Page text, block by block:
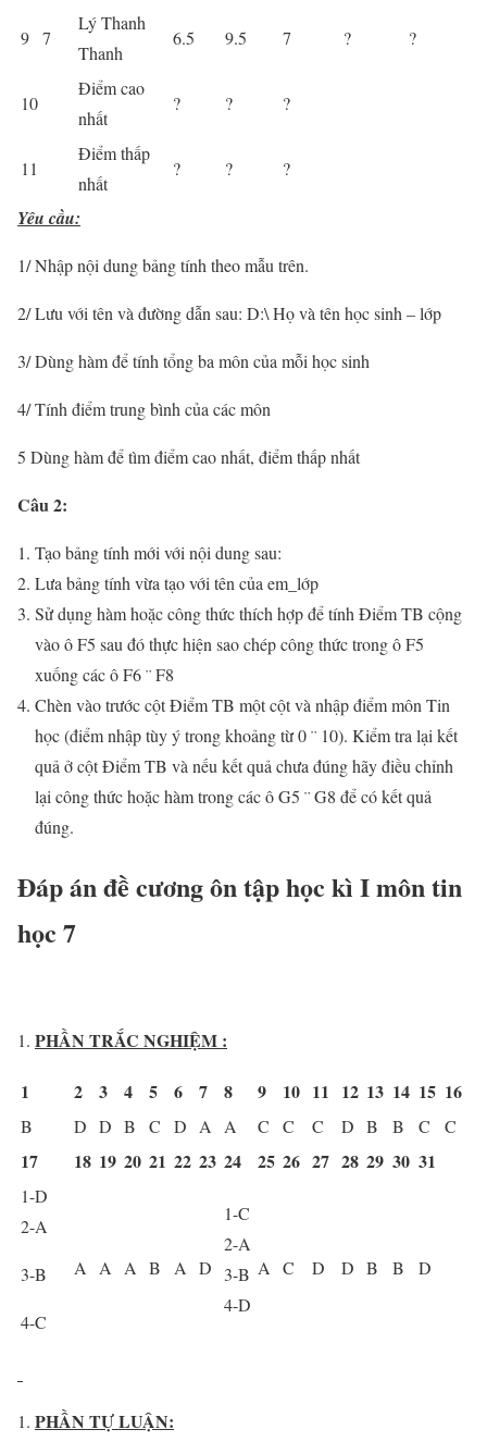
9 7
Lý Thanh
Thanh
6.5 9.5 7 ? ?
10
Điểm cao
nhất
? ? ?
11
Điểm thấp
nhất
? ? ?
Yêu cầu:
1/ Nhập nội dung bảng tính theo mẫu trên.
2/ Lưu với tên và đường dẫn sau: D:\ Họ và tên học sinh – lớp
3/ Dùng hàm để tính tổng ba môn của mỗi học sinh
4/ Tính điểm trung bình của các môn
5 Dùng hàm để tìm điểm cao nhất, điểm thấp nhất
Câu 2:
Tạo bảng tính mới với nội dung sau:
Lưa bảng tính vừa tạo với tên của em_lớp
Sử dụng hàm hoặc công thức thích hợp để tính Điểm TB cộng
vào ô F5 sau đó thực hiện sao chép công thức trong ô F5
xuống các ô F6 ¨ F8
Chèn vào trước cột Điểm TB một cột và nhập điểm môn Tin
học (điểm nhập tùy ý trong khoảng từ 0 ¨ 10). Kiểm tra lại kết
quả ở cột Điểm TB và nếu kết quả chưa đúng hãy điều chỉnh
lại công thức hoặc hàm trong các ô G5 ¨ G8 để có kết quả
đúng.
Đáp án đề cương ôn tập học kì I môn tin
học 7
PHẦN TRẮC NGHIỆM :
1 2 3 4 5 6 7 8 9 10 11 12 13 14 15 16
B D D B C D A A C C C D B B C C
17 18 19 20 21 22 23 24 25 26 27 28 29 30 31
1-D
2-A
3-B
4-C
A A A B A D
1-C
2-A
3-B
4-D
A C D D B B D
PHẦN TỰ LUẬN: